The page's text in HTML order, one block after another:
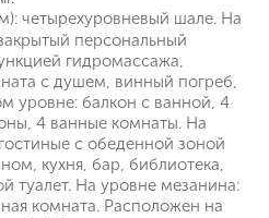
четырехуровневый шале. На
персональный
гидромассажа,
с душем, винный погреб,
уровне: балкон с ванной, 4
4 ванные комнаты. На
с обеденной зоной
кухня, бар, библиотека,
туалет. На уровне мезанина:
комната. Расположен на